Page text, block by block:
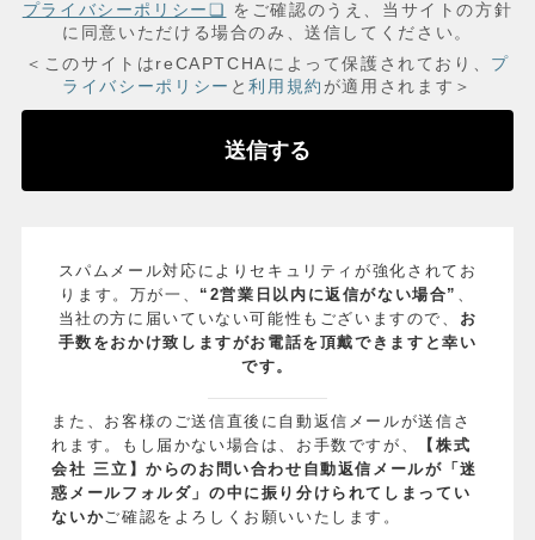
プライバシーポリシー❏ をご確認のうえ、当サイトの方針
に同意いただける場合のみ、送信してください。
＜このサイトはreCAPTCHAによって保護されており、 プ
ライバシーポリシー と利用規約 が適用されます＞
スパムメール対応によりセキュリティが強化されてお
ります。万が一、 “2営業日以内に返信がない場合”
当社の方に届いていない可能性もございますので、 お
手数をおかけ致しますがお電話を頂戴できますと幸い
です。
また、お客様のご送信直後に自動返信メールが送信さ
れます。もし届かない場合は、お手数ですが、
【株式
会社 三立】からのお問い合わせ自動返信メールが「迷
惑メールフォルダ」の中に振り分けられてしまってい
ないかご確認をよろしくお願いいたします。